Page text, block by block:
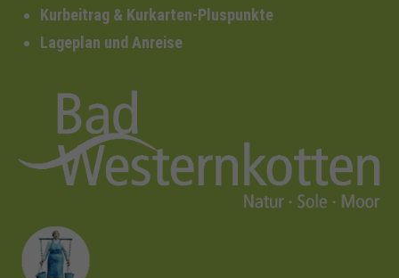
Kurbeitrag & Kurkarten-Pluspunkte
Lageplan und Anreise